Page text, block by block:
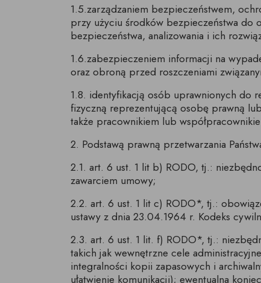
1.5.zarządzaniem bezpieczeństwem,
przy użyciu środków bezpieczeństwa do
bezpieczeństwa, analizowania i ich
1.6.zabezpieczeniem informacji na
oraz obroną przed roszczeniami
1.8. identyfikacją osób uprawnionych do
fizyczną reprezentującą osobę prawną
także pracownikiem lub
2. Podstawą prawną przetwarzania
2.1. art. 6 ust. 1 lit b) RODO, tj.:
zawarciem umowy;
2.2. art. 6 ust. 1 lit c) RODO*, tj.:
ustawy z dnia 23.04.1964 r. Kodeks
2.3. art. 6 ust. 1 lit. f) RODO*, tj.:
takich jak wewnętrzne cele
integralności kopii zapasowych i
ułatwienie komunikacji); ewentualna